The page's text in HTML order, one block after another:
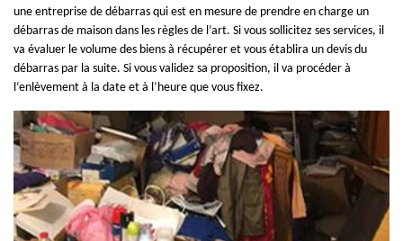
une entreprise de débarras qui est en mesure de prendre en charge un
débarras de maison dans les règles de l’art. Si vous sollicitez ses services, il
va évaluer le volume des biens à récupérer et vous établira un devis du
débarras par la suite. Si vous validez sa proposition, il va procéder à
l‘enlèvement à la date et à l’heure que vous fixez.